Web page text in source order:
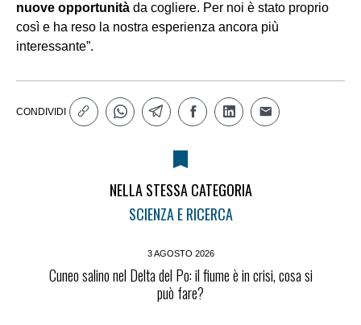
nuove opportunità da cogliere. Per noi è stato proprio
così e ha reso la nostra esperienza ancora più
interessante”.
CONDIVIDI
NELLA STESSA CATEGORIA
SCIENZA E RICERCA
3 AGOSTO 2026
Cuneo salino nel Delta del Po: il fiume è in crisi, cosa si
può fare?